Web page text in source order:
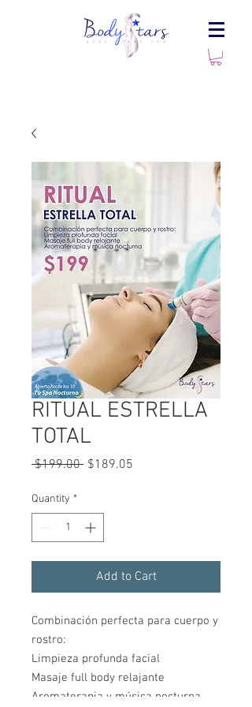
RITUAL ESTRELLA
TOTAL
$199.00 Regular
$189.05
Quantity *
Add to Cart
Combinación perfecta para cuerpo y
rostro:
Limpieza profunda facial
Masaje full body relajante
Aromaterapia y música nocturna